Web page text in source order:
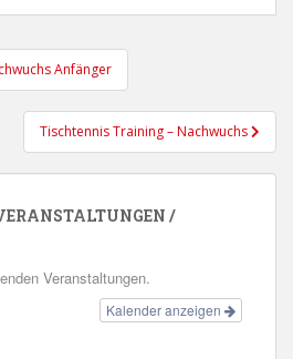
Anfänger
Tischtennis Training – Nachwuchs
/
Veranstaltungen.
Kalender anzeigen